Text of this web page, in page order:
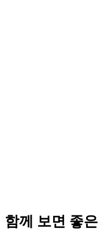
함께 보면 좋